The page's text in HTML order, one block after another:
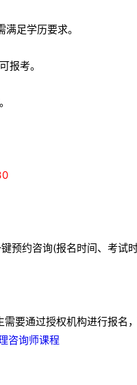
足学历要求。
报考。
键预约咨询(报名时间、考试
需要通过授权机构进行报名
咨询师课程